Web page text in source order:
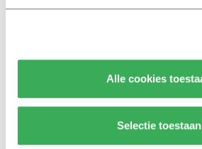
Alle cookies
Selectie toestaan
Broers volgt
Column
WAT? ZO
31 mei 2016